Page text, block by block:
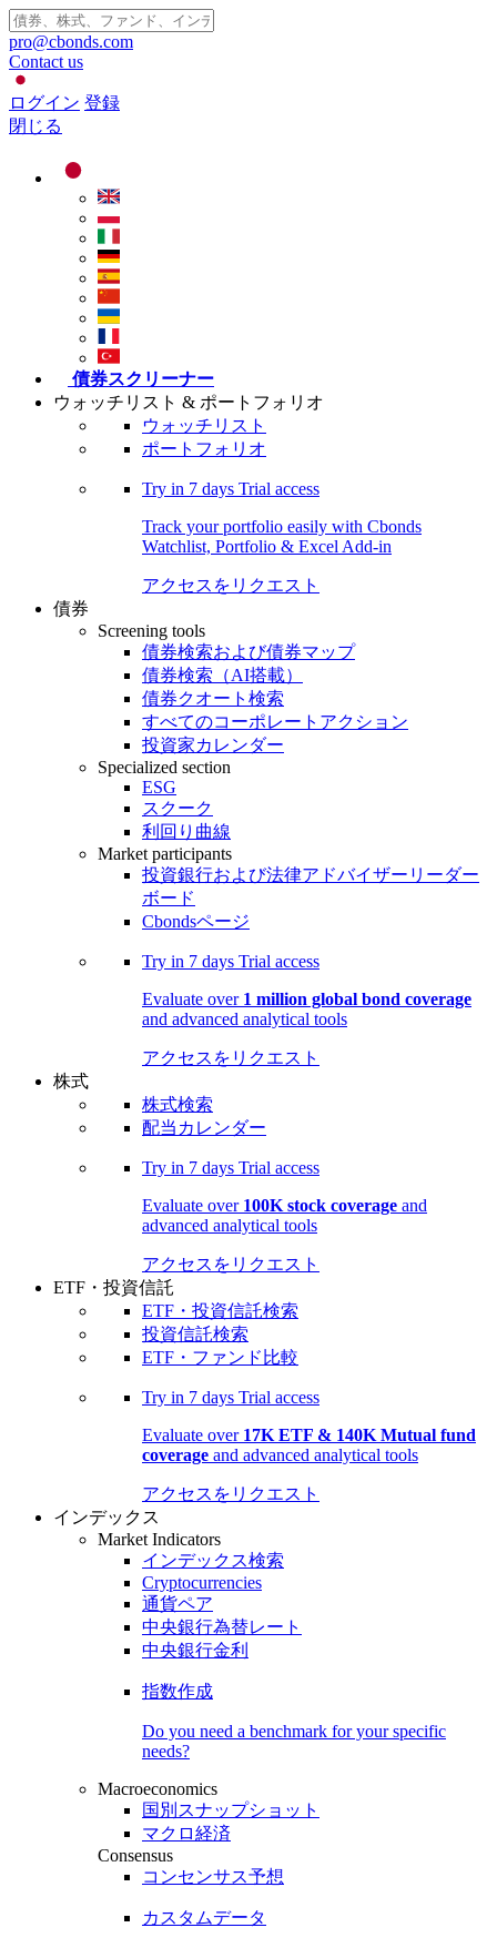
pro@cbonds.com
Contact us
ログイン 登録
閉じる
債券スクリーナー
ウォッチリスト & ポートフォリオ
ウォッチリスト
ポートフォリオ
Try in 7 days Trial access
Track your portfolio easily with Cbonds
Watchlist, Portfolio & Excel Add-in
アクセスをリクエスト
債券
Screening tools
債券検索および債券マップ
債券検索（AI搭載）
債券クオート検索
すべてのコーポレートアクション
投資家カレンダー
Specialized section
ESG
スクーク
利回り曲線
Market participants
投資銀行および法律アドバイザーリーダー
ボード
Cbondsページ
Try in 7 days Trial access
Evaluate over 1 million global bond coverage
and advanced analytical tools
アクセスをリクエスト
株式
株式検索
配当カレンダー
Try in 7 days Trial access
Evaluate over 100K stock coverage and
advanced analytical tools
アクセスをリクエスト
ETF・投資信託
ETF・投資信託検索
投資信託検索
ETF・ファンド比較
Try in 7 days Trial access
Evaluate over 17K ETF & 140K Mutual fund
coverage and advanced analytical tools
アクセスをリクエスト
インデックス
Market Indicators
インデックス検索
Cryptocurrencies
通貨ペア
中央銀行為替レート
中央銀行金利
指数作成
Do you need a benchmark for your specific
needs?
Macroeconomics
国別スナップショット
マクロ経済
Consensus
コンセンサス予想
カスタムデータ